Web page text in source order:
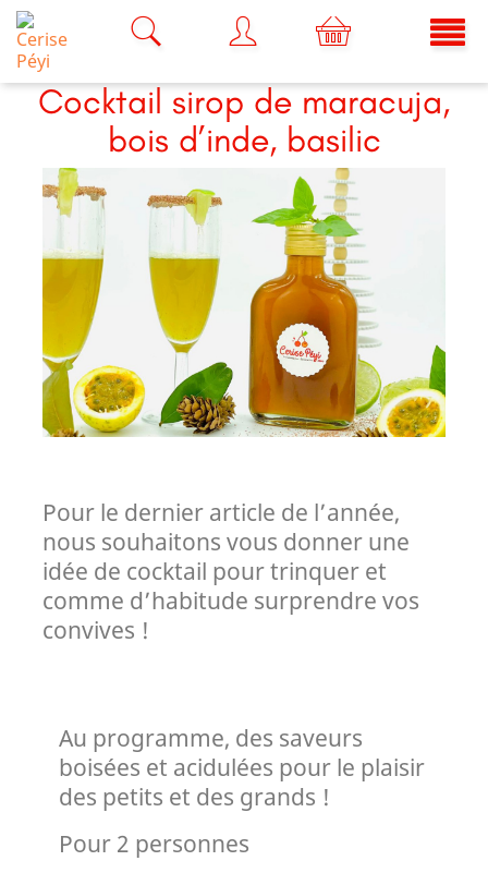
Cocktail sirop de maracuja,
bois d’inde, basilic
Pour le dernier article de l’année,
nous souhaitons vous donner une
idée de cocktail pour trinquer et
comme d’habitude surprendre vos
convives !
Au programme, des saveurs
boisées et acidulées pour le plaisir
des petits et des grands !
Pour 2 personnes